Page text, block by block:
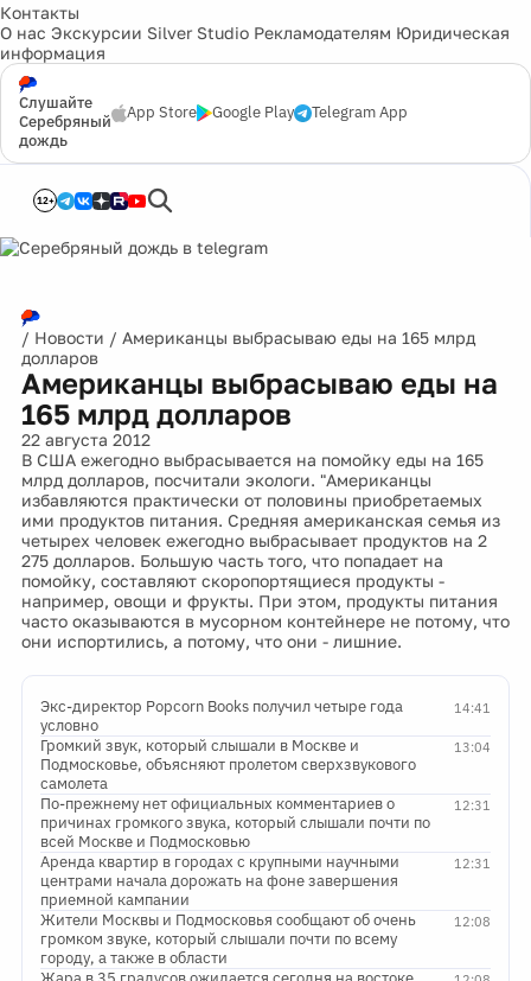
Контакты
О нас Экскурсии Silver Studio Рекламодателям Юридическая
информация
Слушайте
Серебряный
дождь
App Store Google Play Telegram App
12+
/ Новости / Американцы выбрасываю еды на 165 млрд
долларов
Американцы выбрасываю еды на
165 млрд долларов
22 августа 2012
В США ежегодно выбрасывается на помойку еды на 165
млрд долларов, посчитали экологи. "Американцы
избавляются практически от половины приобретаемых
ими продуктов питания. Средняя американская семья из
четырех человек ежегодно выбрасывает продуктов на 2
275 долларов. Большую часть того, что попадает на
помойку, составляют скоропортящиеся продукты -
например, овощи и фрукты. При этом, продукты питания
часто оказываются в мусорном контейнере не потому, что
они испортились, а потому, что они - лишние.
14:41
Экс-директор Popcorn Books получил четыре года
условно
13:04
Громкий звук, который слышали в Москве и
Подмосковье, объясняют пролетом сверхзвукового
самолета
12:31
По-прежнему нет официальных комментариев о
причинах громкого звука, который слышали почти по
всей Москве и Подмосковью
12:31
Аренда квартир в городах с крупными научными
центрами начала дорожать на фоне завершения
приемной кампании
12:08
Жители Москвы и Подмосковья сообщают об очень
громком звуке, который слышали почти по всему
городу, а также в области